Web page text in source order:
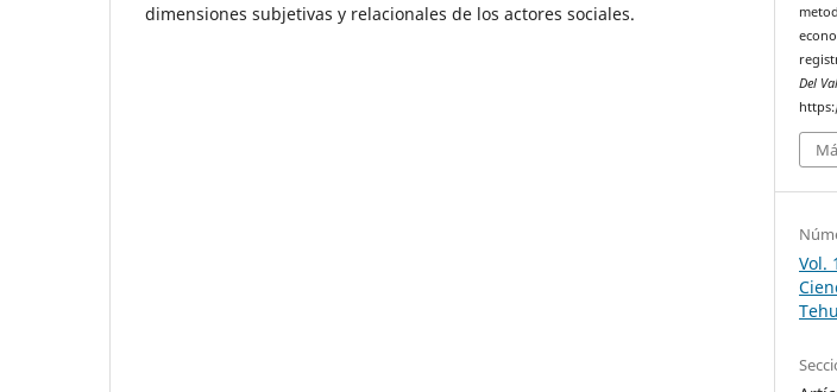
dimensiones subjetivas y relacionales de los actores sociales.
Del
Vol.